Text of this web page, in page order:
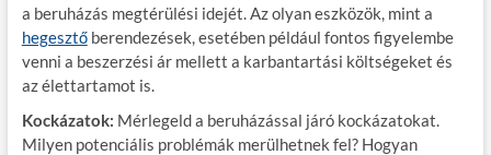
a beruházás megtérülési idejét. Az olyan eszközök, mint a
hegesztőberendezések, esetében például fontos figyelembe
venni a beszerzési ár mellett a karbantartási költségeket és
az élettartamot is.
Kockázatok: Mérlegeld a beruházással járó kockázatokat.
Milyen potenciális problémák merülhetnek fel? Hogyan